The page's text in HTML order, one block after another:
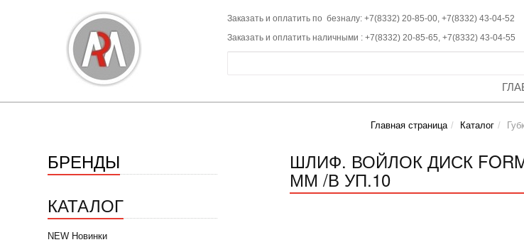
Заказать и оплатить по безналу: +7(8332) 20-85-00, +7(8332) 43-04-52
Заказать и оплатить наличными : +7(8332) 20-85-65, +7(8332) 43-04-55
Главная страница Каталог
БРЕНДЫ
КАТАЛОГ
NEW Новинки
ШЛИФ. ВОЙЛОК ДИСК
ММ /В УП.10